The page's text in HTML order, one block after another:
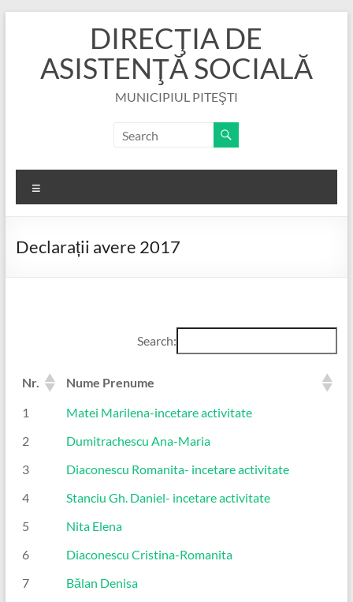
DIRECŢIA DE
ASISTENŢĂ SOCIALĂ
MUNICIPIUL PITEŞTI
Declarații avere 2017
Search:
Nr.
Nume Prenume
1
Matei Marilena-incetare activitate
2
Dumitrachescu Ana-Maria
3
Diaconescu Romanita- incetare activitate
4
Stanciu Gh. Daniel- incetare activitate
5
Nita Elena
6
Diaconescu Cristina-Romanita
7
Bălan Denisa